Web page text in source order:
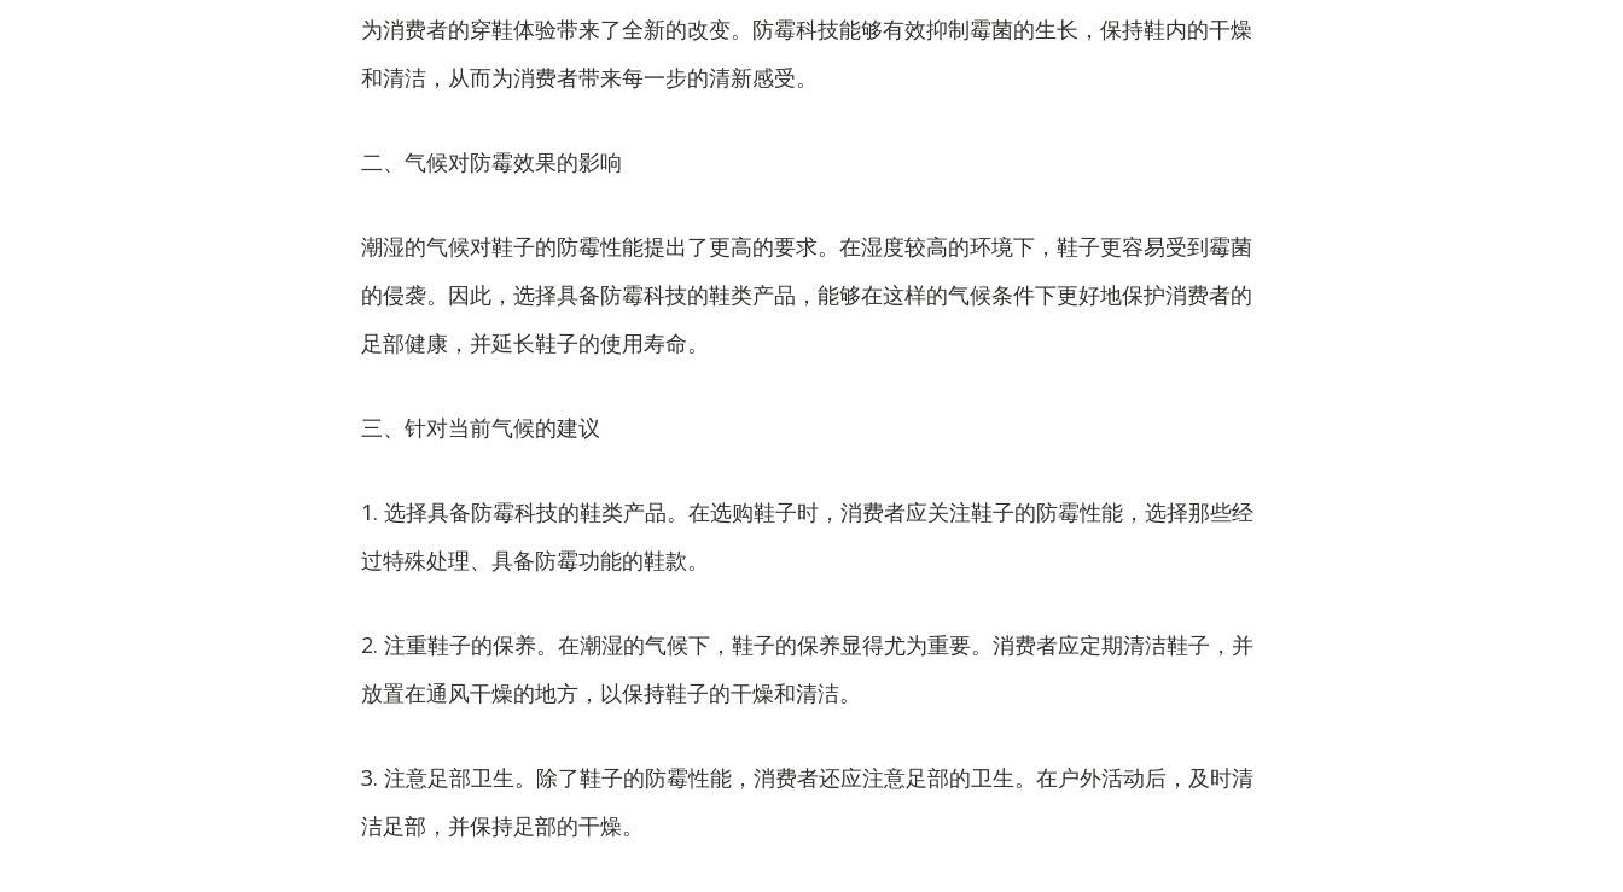
为消费者的穿鞋体验带来了全新的改变。防霉科技能够有效抑制霉菌的生长，保持鞋内的干燥
和清洁，从而为消费者带来每一步的清新感受。
二、气候对防霉效果的影响
潮湿的气候对鞋子的防霉性能提出了更高的要求。在湿度较高的环境下，鞋子更容易受到霉菌
的侵袭。因此，选择具备防霉科技的鞋类产品，能够在这样的气候条件下更好地保护消费者的
足部健康，并延长鞋子的使用寿命。
三、针对当前气候的建议
1. 选择具备防霉科技的鞋类产品。在选购鞋子时，消费者应关注鞋子的防霉性能，选择那些经
过特殊处理、具备防霉功能的鞋款。
2. 注重鞋子的保养。在潮湿的气候下，鞋子的保养显得尤为重要。消费者应定期清洁鞋子，并
放置在通风干燥的地方，以保持鞋子的干燥和清洁。
3. 注意足部卫生。除了鞋子的防霉性能，消费者还应注意足部的卫生。在户外活动后，及时清
洁足部，并保持足部的干燥。